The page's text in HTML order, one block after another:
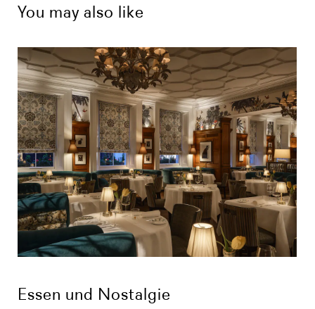
You may also like
Essen und Nostalgie